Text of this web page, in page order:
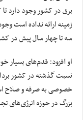
برق در کشور وجود دارد تا
سه تا چهار سال پیش در
او افزود: قدم‌های بسیار
نسبت گذشته در کشور
خصوصی به صرفه و صلاح
بزرگ در حوزه انرژی‌های